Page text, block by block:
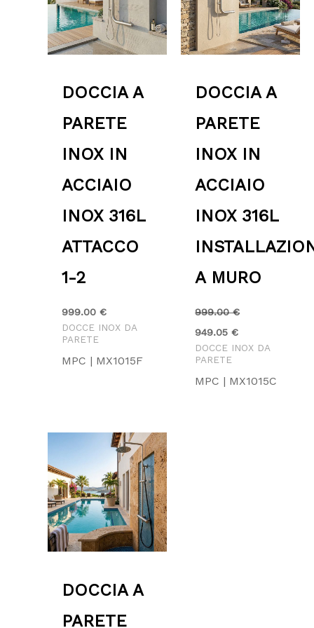
DOCCIA A
PARETE
INOX IN
ACCIAIO
INOX 316L
ATTACCO
1-2
999.00 €
DOCCE INOX DA
PARETE
MPC | MX1015F
DOCCIA A
PARETE
INOX IN
ACCIAIO
INOX 316L
A MURO
999.00€
949.05 €
DOCCE INOX DA
PARETE
MPC | MX1015C
DOCCIA A
PARETE